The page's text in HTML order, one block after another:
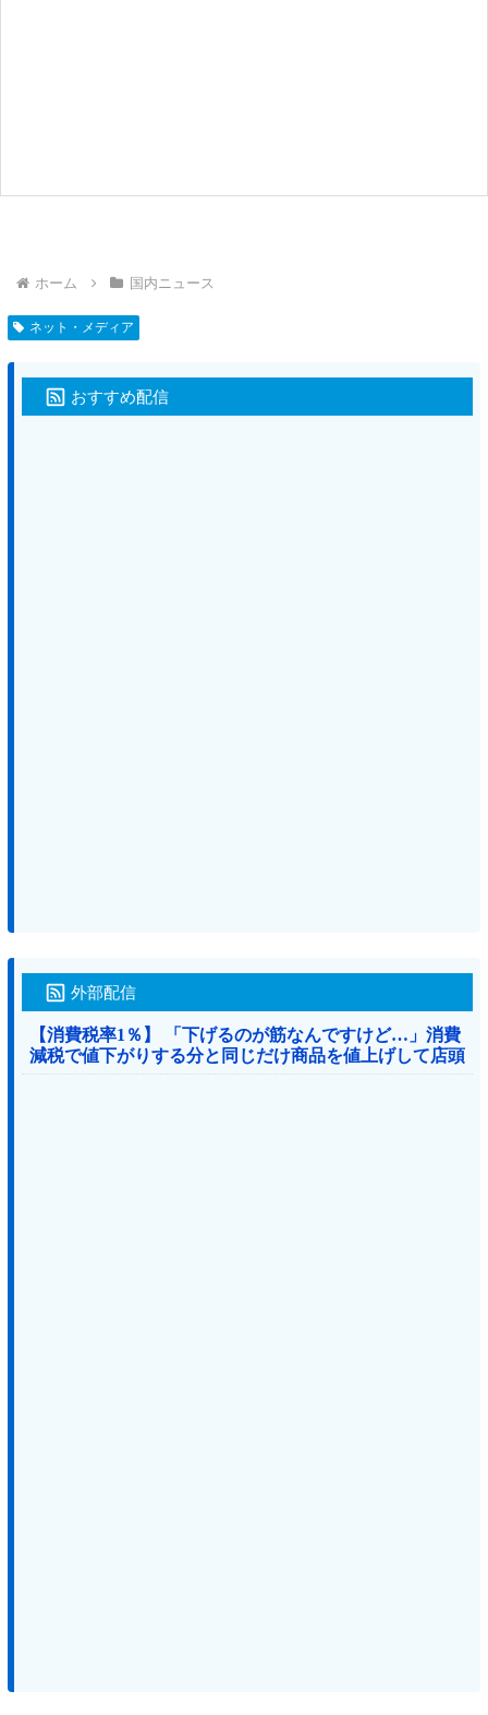
ホーム 国内ニュース
ネット・メディア
おすすめ配信
外部配信
【消費税率1％】 「下げるのが筋なんですけど…」消費
減税で値下がりする分と同じだけ商品を値上げして店頭
価格を変えない店も